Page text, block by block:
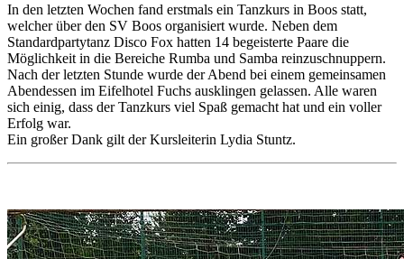
In den letzten Wochen fand erstmals ein Tanzkurs in Boos statt,
welcher über den SV Boos organisiert wurde. Neben dem
Standardpartytanz Disco Fox hatten 14 begeisterte Paare die
Möglichkeit in die Bereiche Rumba und Samba reinzuschnuppern.
Nach der letzten Stunde wurde der Abend bei einem gemeinsamen
Abendessen im Eifelhotel Fuchs ausklingen gelassen. Alle waren
sich einig, dass der Tanzkurs viel Spaß gemacht hat und ein voller
Erfolg war.
Ein großer Dank gilt der Kursleiterin Lydia Stuntz.